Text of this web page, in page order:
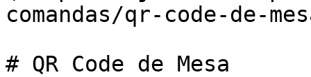
comandas/qr-code-de-
# QR Code de Mesa